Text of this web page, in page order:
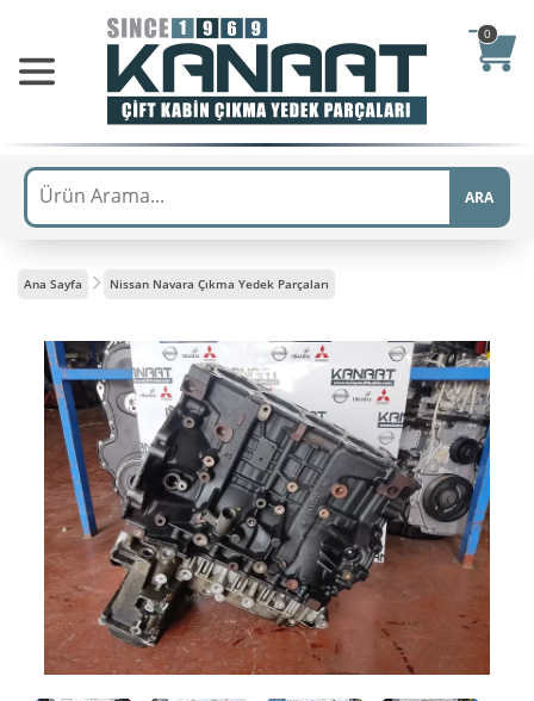
0
ARA
Ana Sayfa Nissan Navara Çıkma Yedek Parçaları